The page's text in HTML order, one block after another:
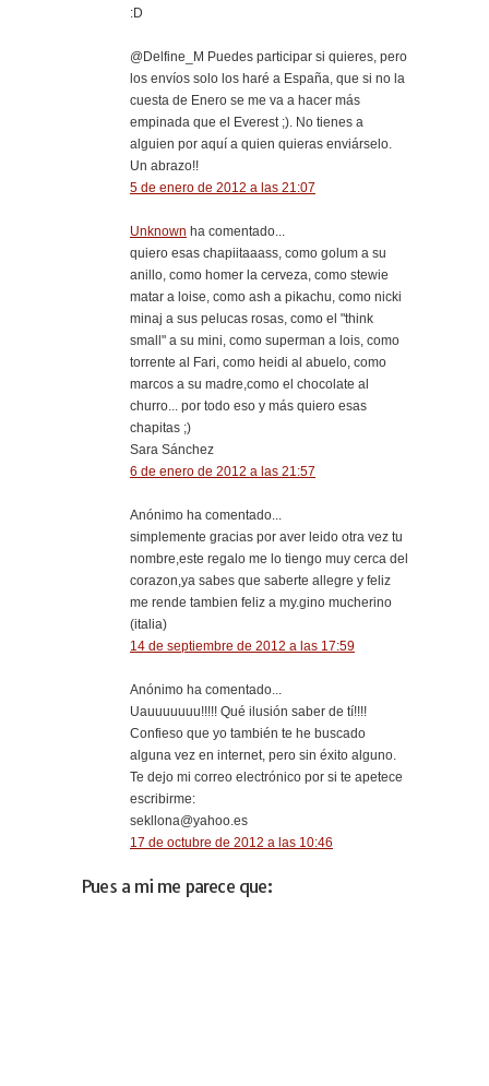
:D
@Delfine_M Puedes participar si quieres, pero
los envíos solo los haré a España, que si no la
cuesta de Enero se me va a hacer más
empinada que el Everest ;). No tienes a
alguien por aquí a quien quieras enviárselo.
Un abrazo!!
5 de enero de 2012 a las 21:07
Unknown ha comentado...
quiero esas chapiitaaass, como golum a su
anillo, como homer la cerveza, como stewie
matar a loise, como ash a pikachu, como nicki
minaj a sus pelucas rosas, como el "think
small" a su mini, como superman a lois, como
torrente al Fari, como heidi al abuelo, como
marcos a su madre,como el chocolate al
churro... por todo eso y más quiero esas
chapitas ;)
Sara Sánchez
6 de enero de 2012 a las 21:57
Anónimo ha comentado...
simplemente gracias por aver leido otra vez tu
nombre,este regalo me lo tiengo muy cerca del
corazon,ya sabes que saberte allegre y feliz
me rende tambien feliz a my.gino mucherino
(italia)
14 de septiembre de 2012 a las 17:59
Anónimo ha comentado...
Uauuuuuuu!!!!! Qué ilusión saber de tí!!!!
Confieso que yo también te he buscado
alguna vez en internet, pero sin éxito alguno.
Te dejo mi correo electrónico por si te apetece
escribirme:
sekllona@yahoo.es
17 de octubre de 2012 a las 10:46
Pues a mi me parece que: